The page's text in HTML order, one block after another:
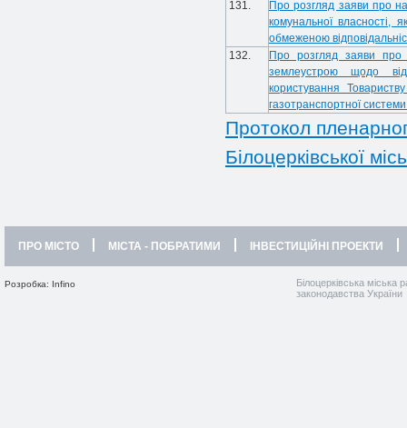
131.
Про розгляд заяви про
комунальної власності,
обмеженою
132.
Про розгляд заяви про
землеустрою щодо
користування
газотранспортної
Протокол
Білоцерківської
ПРО МІСТО МІСТА - ПОБРАТИМИ ІНВЕСТИЦІЙНІ ПРОЕКТИ
Розробка: Infino
Білоцерківська міська
законодавства України